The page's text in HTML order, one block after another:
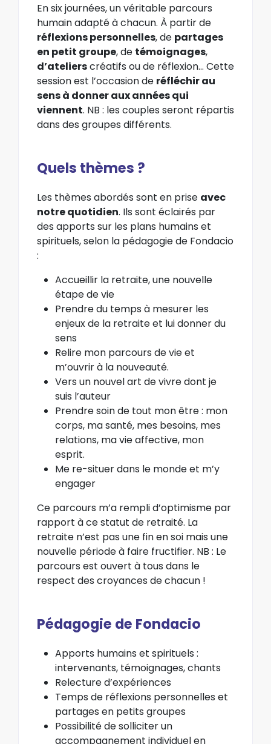
En six journées, un véritable parcours
humain adapté à chacun. À partir de
réflexions personnelles, de partages
en petit groupe, de témoignages,
d’atelierscréatifs ou de réflexion… Cette
session est l’occasion de réfléchir au
sens à donner aux années qui
viennent. NB : les couples seront répartis
dans des groupes différents.
Quels thèmes ?
Les thèmes abordés sont en prise avec
notre quotidien. Ils sont éclairés par
des apports sur les plans humains et
spirituels, selon la pédagogie de Fondacio
:
Accueillir la retraite, une nouvelle
étape de vie
Prendre du temps à mesurer les
enjeux de la retraite et lui donner du
sens
Relire mon parcours de vie et
m’ouvrir à la nouveauté.
Vers un nouvel art de vivre dont je
suis l’auteur
Prendre soin de tout mon être : mon
corps, ma santé, mes besoins, mes
relations, ma vie affective, mon
esprit.
Me re-situer dans le monde et m’y
engager
Ce parcours m’a rempli d’optimisme par
rapport à ce statut de retraité. La
retraite n’est pas une fin en soi mais une
nouvelle période à faire fructifier. NB : Le
parcours est ouvert à tous dans le
respect des croyances de chacun !
Pédagogie de Fondacio
Apports humains et spirituels :
intervenants, témoignages, chants
Relecture d’expériences
Temps de réflexions personnelles et
partages en petits groupes
Possibilité de solliciter un
accompagnement individuel en